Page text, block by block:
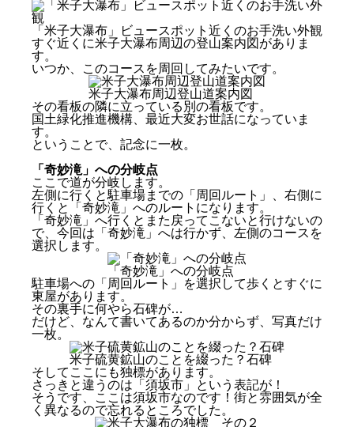
「米子大瀑布」ビュースポット近くのお手洗い外観
すぐ近くに米子大瀑布周辺の登山案内図がありま
す。
いつか、このコースを周回してみたいです。
米子大瀑布周辺登山道案内図
その看板の隣に立っている別の看板です。
国土緑化推進機構、最近大変お世話になっていま
す。
ということで、記念に一枚。
「奇妙滝」への分岐点
ここで道が分岐します。
左側に行くと駐車場までの「周回ルート」、右側に
行くと「奇妙滝」へのルートになります。
「奇妙滝」へ行くとまた戻ってこないと行けないの
で、今回は「奇妙滝」へは行かず、左側のコースを
選択します。
「奇妙滝」への分岐点
駐車場への「周回ルート」を選択して歩くとすぐに
東屋があります。
その裏手に何やら石碑が…
だけど、なんて書いてあるのか分からず、写真だけ
一枚。
米子硫黄鉱山のことを綴った？石碑
そしてここにも独標があります。
さっきと違うのは「須坂市」という表記が！
そうです、ここは須坂市なのです！街と雰囲気が全
く異なるので忘れるところでした。